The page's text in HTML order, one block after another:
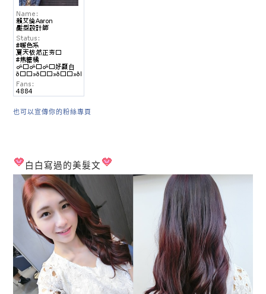
也可以宣傳你的粉絲專頁
白白寫過的美髮文